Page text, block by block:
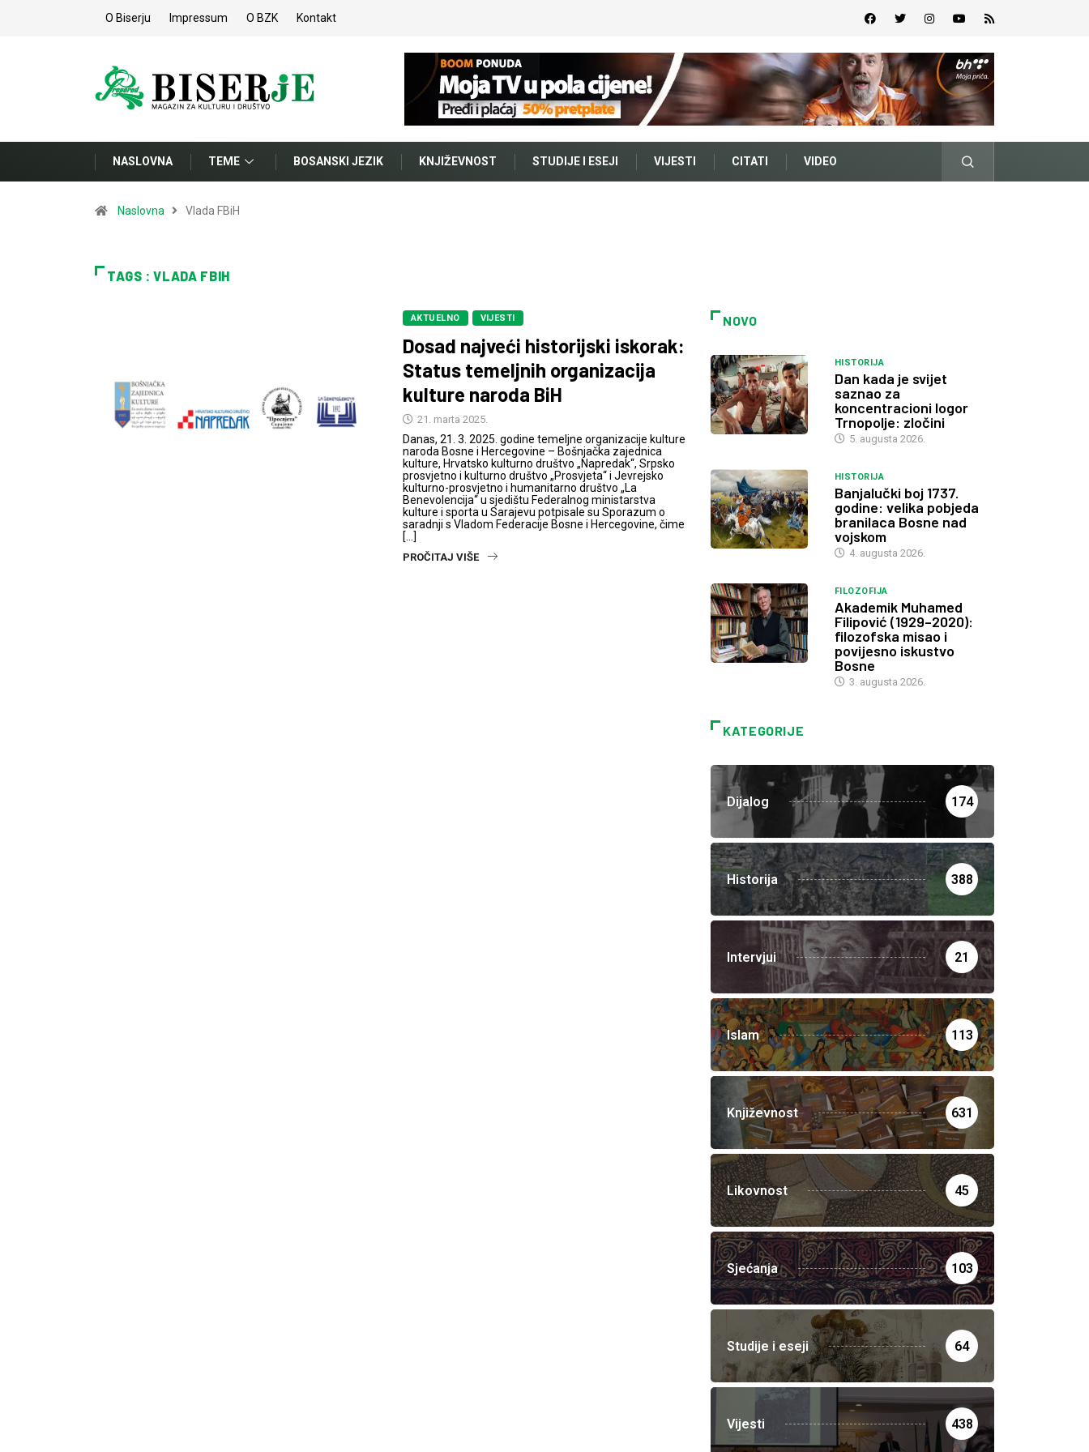
O Biserju Impressum O BZK Kontakt
NASLOVNA TEME BOSANSKI JEZIK KNJIŽEVNOST STUDIJE I ESEJI VIJESTI CITATI VIDEO
Naslovna Vlada FBiH
TAGS : VLADA FBIH
AKTUELNO VIJESTI
Dosad najveći historijski iskorak:
Status temeljnih organizacija
kulture naroda BiH
21. marta 2025.
Danas, 21. 3. 2025. godine temeljne organizacije kulture
naroda Bosne i Hercegovine – Bošnjačka zajednica
kulture, Hrvatsko kulturno društvo „Napredak“, Srpsko
prosvjetno i kulturno društvo „Prosvjeta“ i Jevrejsko
kulturno-prosvjetno i humanitarno društvo „La
Benevolencija“ u sjedištu Federalnog ministarstva
kulture i sporta u Sarajevu potpisale su Sporazum o
saradnji s Vladom Federacije Bosne i Hercegovine, čime
[…]
PROČITAJ VIŠE
NOVO
HISTORIJA
Dan kada je svijet
saznao za
koncentracioni logor
Trnopolje: zločini
5. augusta 2026.
HISTORIJA
Banjalučki boj 1737.
godine: velika pobjeda
branilaca Bosne nad
vojskom
4. augusta 2026.
FILOZOFIJA
Akademik Muhamed
Filipović (1929–2020):
filozofska misao i
povijesno iskustvo
Bosne
3. augusta 2026.
KATEGORIJE
Dijalog 174
Historija 388
Intervjui 21
Islam 113
Književnost 631
Likovnost 45
Sjećanja 103
Studije i eseji 64
Vijesti 438